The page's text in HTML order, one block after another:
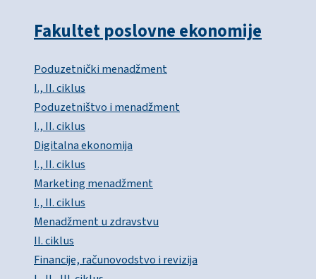
Fakultet poslovne ekonomije
Poduzetnički menadžment
I., II. ciklus
Poduzetništvo i menadžment
I., II. ciklus
Digitalna ekonomija
I., II. ciklus
Marketing menadžment
I., II. ciklus
Menadžment u zdravstvu
II. ciklus
Financije, računovodstvo i revizija